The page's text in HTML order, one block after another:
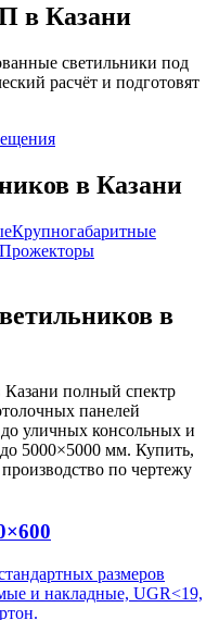
в Казани
светильники под
расчёт и подготовят
в Казани
Крупногабаритные
Прожекторы
в
Казани полный спектр
панелей
уличных консольных и
5000×5000 мм. Купить,
по чертежу
размеров
и накладные, UGR<19,